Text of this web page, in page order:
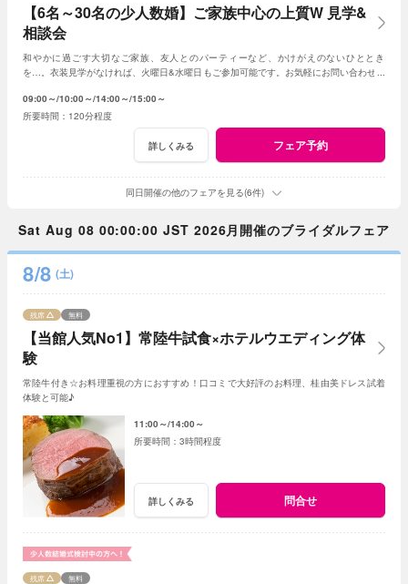
【6名～30名の少人数婚】ご家族中心の上質W 見学&
相談会
和やかに過ごす大切なご家族、友人とのパーティーなど、かけがえのないひととき
を…。衣装見学がなければ、火曜日&水曜日もご参加可能です。お気軽にお問い合わせく
09:00～ 10:00～ 14:00～ 15:00～
120分程度
詳しくみる フェア予約
同日開催の他のフェアを見る(6件)
Sat Aug 08 00:00:00 JST 2026月開催のブライダルフェア
8/8 (土)
【当館人気No1】常陸牛試食×ホテルウエディング体
験
残席 無料
常陸牛付き☆お料理重視の方におすすめ！口コミで大好評のお料理、桂由美ドレス試着
体験と可能♪
11:00～ 14:00～
3時間程度
詳しくみる 問合せ
残席 無料